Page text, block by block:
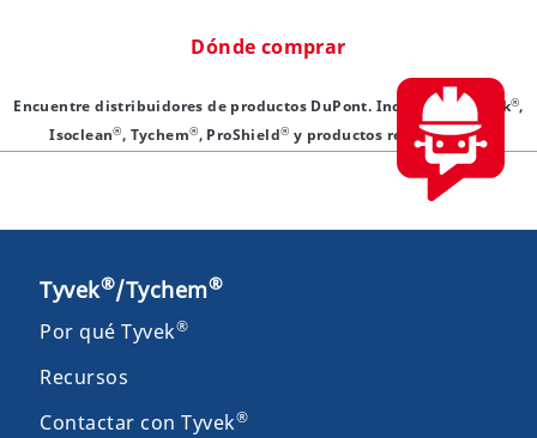
Dónde comprar
Encuentre distribuidores de productos DuPont. Incluyendo Tyvek®,
Isoclean®, Tychem®, ProShield® y productos relacionados.
Tyvek®/Tychem®
Por qué Tyvek®
Recursos
Contactar con Tyvek®